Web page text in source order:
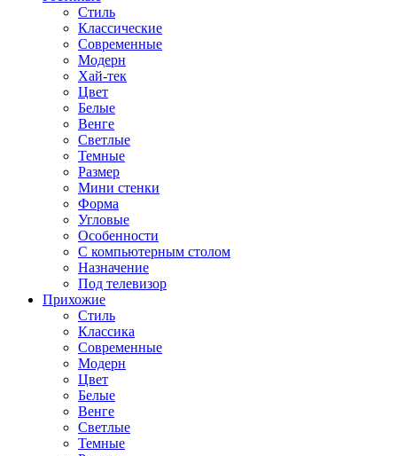
Стиль
Классические
Современные
Модерн
Хай-тек
Цвет
Белые
Венге
Светлые
Темные
Размер
Мини стенки
Форма
Угловые
Особенности
С компьютерным столом
Назначение
Под телевизор
Прихожие
Стиль
Классика
Современные
Модерн
Цвет
Белые
Венге
Светлые
Темные